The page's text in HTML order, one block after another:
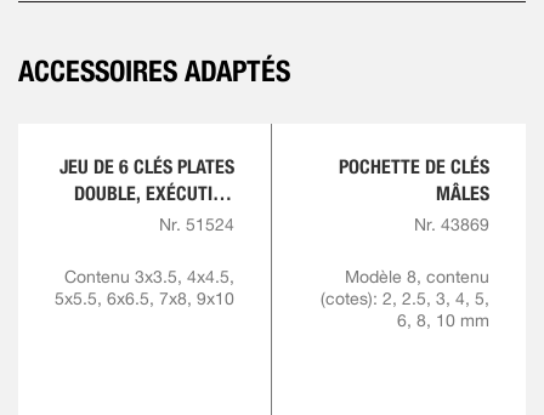
ACCESSOIRES ADAPTÉS
JEU DE 6 CLÉS PLATES
DOUBLE, EXÉCUTION
MINCE
Nr. 51524
Contenu 3x3.5, 4x4.5,
5x5.5, 6x6.5, 7x8, 9x10
POCHETTE DE CLÉS
MÂLES
Nr. 43869
Modèle 8, contenu
(cotes): 2, 2.5, 3, 4, 5,
6, 8, 10 mm